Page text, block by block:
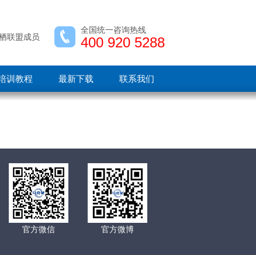
联盟成员
全国统一咨询热线
400 920 5288
训教程 最新下载 联系我们
官方微信 官方微博